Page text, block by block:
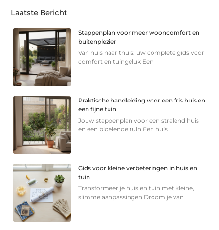
Laatste Bericht
Stappenplan voor meer wooncomfort en
buitenplezier
Van huis naar thuis: uw complete gids voor
comfort en tuingeluk Een
Praktische handleiding voor een fris huis en
een fijne tuin
Jouw stappenplan voor een stralend huis
en een bloeiende tuin Een huis
Gids voor kleine verbeteringen in huis en
tuin
Transformeer je huis en tuin met kleine,
slimme aanpassingen Droom je van